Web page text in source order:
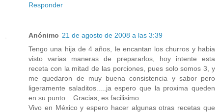
Responder
Anónimo 21 de agosto de 2008 a las 3:39
Tengo una hija de 4 años, le encantan los churros y habia
visto varias maneras de prepararlos, hoy intente esta
receta con la mitad de las porciones, pues solo somos 3, y
me quedaron de muy buena consistencia y sabor pero
ligeramente saladitos.....ja espero que la proxima queden
en su punto....Gracias, es facilisimo.
Vivo en México y espero hacer algunas otras recetas que